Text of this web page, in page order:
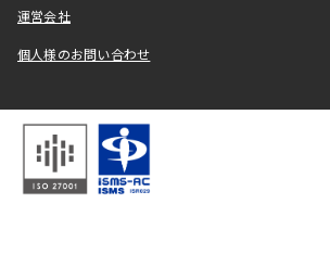
運営会社
個人様のお問い合わせ